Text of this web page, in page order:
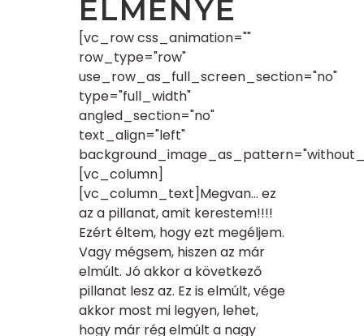
ÉLMÉNYE
[vc_row css_animation=""
row_type="row"
use_row_as_full_screen_section="no"
type="full_width"
angled_section="no"
text_align="left"
[vc_column]
[vc_column_text]Megvan… ez
az a pillanat, amit kerestem!!!!
Ezért éltem, hogy ezt megéljem.
Vagy mégsem, hiszen az már
elmúlt. Jó akkor a következő
pillanat lesz az. Ez is elmúlt, vége
akkor most mi legyen, lehet,
hogy már rég elmúlt a nagy